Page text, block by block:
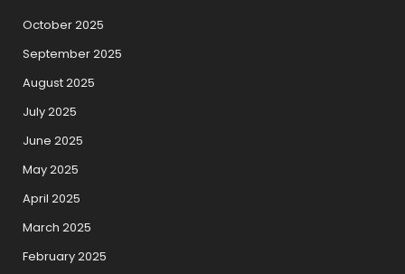
October 2025
September 2025
August 2025
July 2025
June 2025
May 2025
April 2025
March 2025
February 2025